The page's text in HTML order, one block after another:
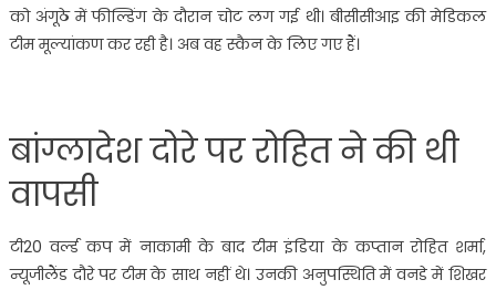
को अंगूठे में फील्डिंग के दौरान चोट लग गई थी। बीसीसीआइ की मेडिकल
टीम मूल्यांकण कर रही है। अब वह स्कैन के लिए गए हैं।
बांग्लादेश दोरे पर रोहित ने की थी
वापसी
टी20 वर्ल्ड कप में नाकामी के बाद टीम इंडिया के कप्तान रोहित शर्मा,
न्यूजीलैंड दौरे पर टीम के साथ नहीं थे। उनकी अनुपस्थिति में वनडे में शिखर